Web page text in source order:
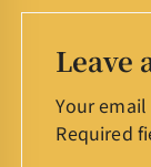
Leave
Your
Required